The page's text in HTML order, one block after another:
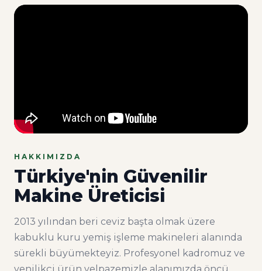
HAKKIMIZDA
Türkiye'nin Güvenilir
Makine Üreticisi
2013 yılından beri ceviz başta olmak üzere
kabuklu kuru yemiş işleme makineleri alanında
sürekli büyümekteyiz. Profesyonel kadromuz ve